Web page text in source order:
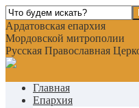
Ардатовская епархия
Мордовской митрополии
Русская Православная
Главная
Епархия